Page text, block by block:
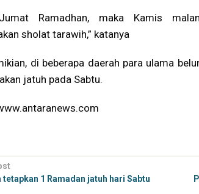
Ramadhan, maka Kamis
sholat tarawih,” katanya
di beberapa daerah para ulama
jatuh pada Sabtu.
tetapkan 1 Ramadan jatuh hari Sabtu